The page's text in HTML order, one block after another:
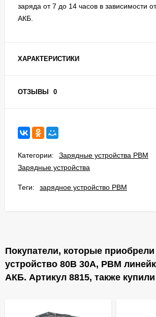
заряда от 7 до 14 часов в зависимости
АКБ.
ХАРАКТЕРИСТИКИ
ОТЗЫВЫ 0
Категории:
Зарядные устройства PBM
Зарядные устройства
Теги: зарядное устройство PBM
Покупатели, которые
устройство 80В 30А, PBM
АКБ. Артикул 8815, также купили